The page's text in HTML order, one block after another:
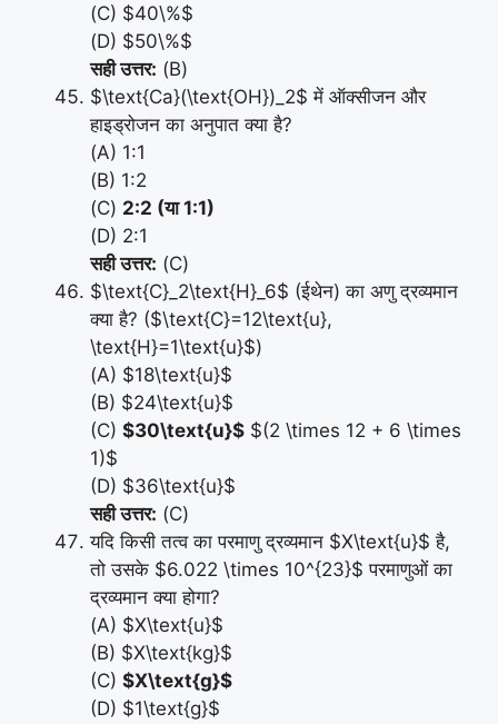
(C) $40\%$
(D) $50\%$
सही उत्तर: (B)
$\text{Ca}(\text{OH})_2$ में ऑक्सीजन और
हाइड्रोजन का अनुपात क्या है?
(A) 1:1
(B) 1:2
(C) 2:2 (या 1:1)
(D) 2:1
सही उत्तर: (C)
$\text{C}_2\text{H}_6$ (ईथेन) का अणु द्रव्यमान
क्या है? ($\text{C}=12\text{u},
\text{H}=1\text{u}$)
(A) $18\text{u}$
(B) $24\text{u}$
(C) $30\text{u}$ $(2 \times 12 + 6 \times
1)$
(D) $36\text{u}$
सही उत्तर: (C)
यदि किसी तत्व का परमाणु द्रव्यमान $X\text{u}$ है,
तो उसके $6.022 \times 10^{23}$ परमाणुओं का
द्रव्यमान क्या होगा?
(A) $X\text{u}$
(B) $X\text{kg}$
(C) $X\text{g}$
(D) $1\text{g}$